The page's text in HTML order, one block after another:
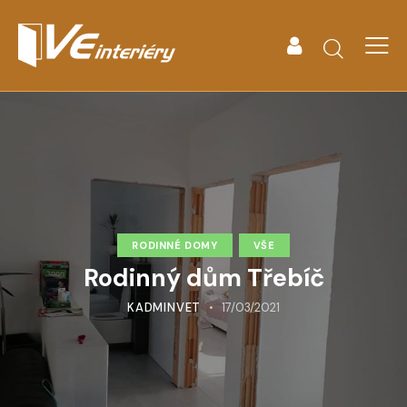
RODINNÉ DOMY VŠE
Rodinný dům Třebíč
KADMINVET 17/03/2021